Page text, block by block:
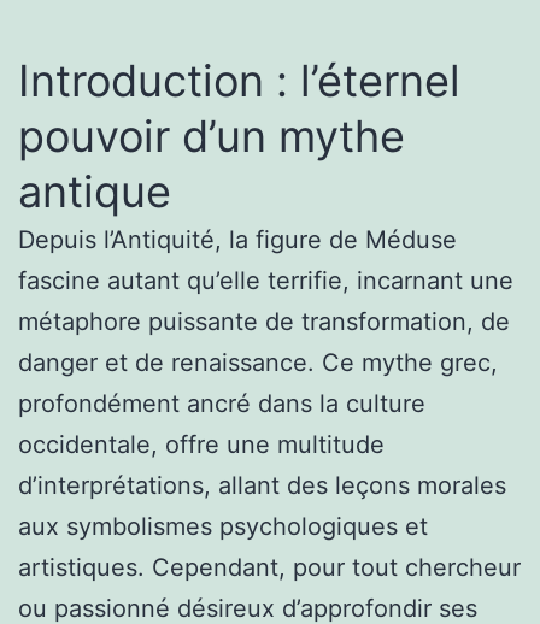
Introduction : l’éternel
pouvoir d’un mythe
antique
Depuis l’Antiquité, la figure de Méduse
fascine autant qu’elle terrifie, incarnant une
métaphore puissante de transformation, de
danger et de renaissance. Ce mythe grec,
profondément ancré dans la culture
occidentale, offre une multitude
d’interprétations, allant des leçons morales
aux symbolismes psychologiques et
artistiques. Cependant, pour tout chercheur
ou passionné désireux d’approfondir ses